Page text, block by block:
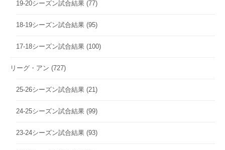
19-20シーズン試合結果 (77)
18-19シーズン試合結果 (95)
17-18シーズン試合結果 (100)
リーグ・アン (727)
25-26シーズン試合結果 (21)
24-25シーズン試合結果 (99)
23-24シーズン試合結果 (93)